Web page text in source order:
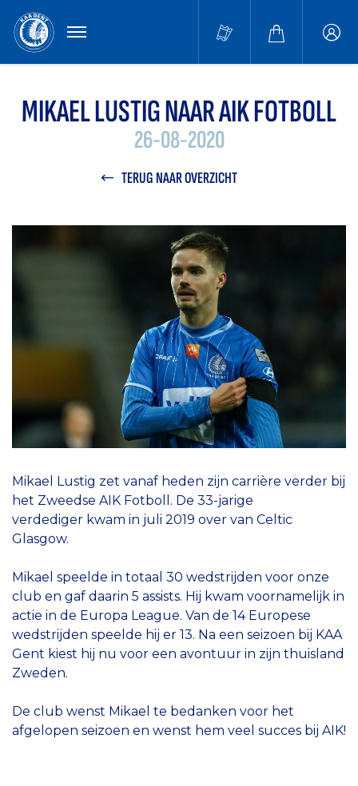
MENU
MIKAEL LUSTIG NAAR AIK FOTBOLL
26-08-2020
TERUG NAAR OVERZICHT
Mikael Lustig zet vanaf heden zijn carrière verder bij
het Zweedse AIK Fotboll. De 33-jarige
verdediger kwam in juli 2019 over van Celtic
Glasgow.
Mikael speelde in totaal 30 wedstrijden voor onze
club en gaf daarin 5 assists. Hij kwam voornamelijk in
actie in de Europa League. Van de 14 Europese
wedstrijden speelde hij er 13. Na een seizoen bij KAA
Gent kiest hij nu voor een avontuur in zijn thuisland
Zweden.
De club wenst Mikael te bedanken voor het
afgelopen seizoen en wenst hem veel succes bij AIK!